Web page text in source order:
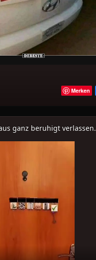
Merken
ganz beruhigt verlassen.